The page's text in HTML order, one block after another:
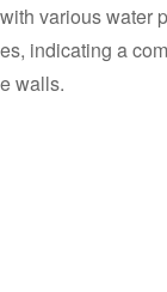
various water
indicating a
walls.